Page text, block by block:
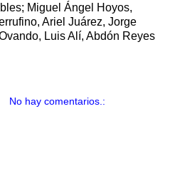
Miguel Ángel Hoyos,
Ariel Juárez, Jorge
Luis Alí, Abdón Reyes
No hay comentarios.: